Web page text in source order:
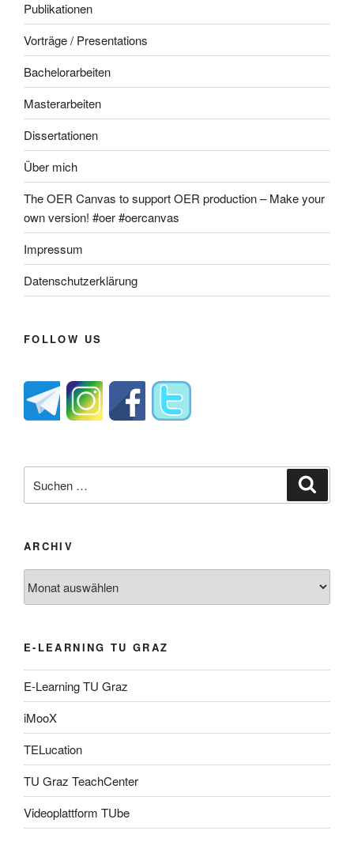
Publikationen
Vorträge / Presentations
Bachelorarbeiten
Masterarbeiten
Dissertationen
Über mich
The OER Canvas to support OER production – Make your
own version! #oer #oercanvas
Impressum
Datenschutzerklärung
FOLLOW US
nach:
ARCHIV
E-LEARNING TU GRAZ
E-Learning TU Graz
iMooX
TELucation
TU Graz TeachCenter
Videoplattform TUbe